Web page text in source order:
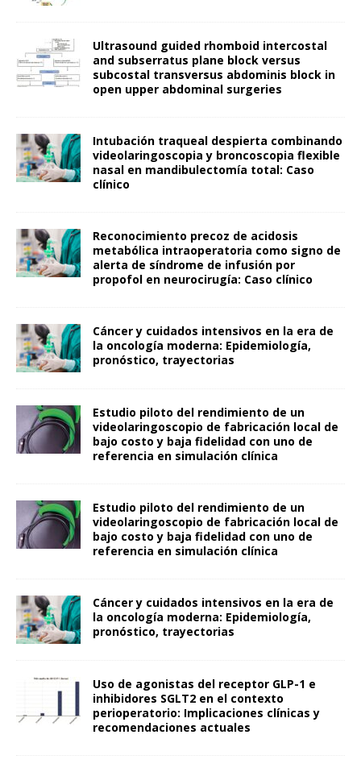
Ultrasound guided rhomboid intercostal
and subserratus plane block versus
subcostal transversus abdominis block in
open upper abdominal surgeries
Intubación traqueal despierta combinando
videolaringoscopia y broncoscopia flexible
nasal en mandibulectomía total: Caso
clínico
Reconocimiento precoz de acidosis
metabólica intraoperatoria como signo de
alerta de síndrome de infusión por
propofol en neurocirugía: Caso clínico
Cáncer y cuidados intensivos en la era de
la oncología moderna: Epidemiología,
pronóstico, trayectorias
Estudio piloto del rendimiento de un
videolaringoscopio de fabricación local de
bajo costo y baja fidelidad con uno de
referencia en simulación clínica
Estudio piloto del rendimiento de un
videolaringoscopio de fabricación local de
bajo costo y baja fidelidad con uno de
referencia en simulación clínica
Cáncer y cuidados intensivos en la era de
la oncología moderna: Epidemiología,
pronóstico, trayectorias
Uso de agonistas del receptor GLP-1 e
inhibidores SGLT2 en el contexto
perioperatorio: Implicaciones clínicas y
recomendaciones actuales